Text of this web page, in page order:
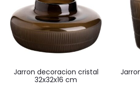
jarron decoracion cristal
32x32x16 cm
jarron decoracion cristal